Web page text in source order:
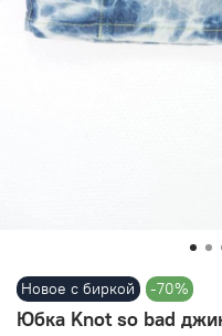
Новое с биркой -70%
Юбка Knot so bad